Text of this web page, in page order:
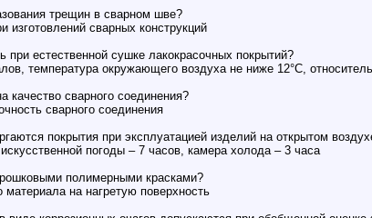
трещин в сварном шве?
сварных конструкций
при естественной сушке лакокрасочных покрытий?
температура окружающего воздуха не ниже 12°С,
качество сварного соединения?
сварного соединения
покрытия при эксплуатацией изделий на открытом
погоды – 7 часов, камера холода – 3 часа
полимерными красками?
на нагретую поверхность